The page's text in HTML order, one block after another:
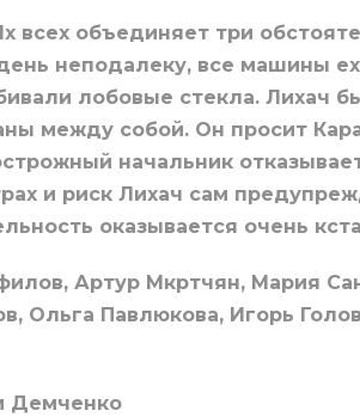
всех объединяет три
неподалеку, все машины
лобовые стекла. Лихач
между собой. Он просит
начальник
и риск Лихач сам
оказывается очень
Артур Мкртчян, Мария
Ольга Павлюкова, Игорь
Демченко